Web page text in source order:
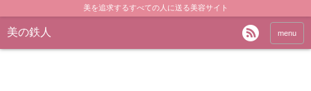
美を追求するすべての人に送る美容サイト
美の鉄人 menu